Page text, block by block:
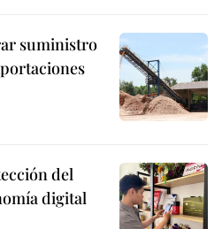
suministro
del
digital